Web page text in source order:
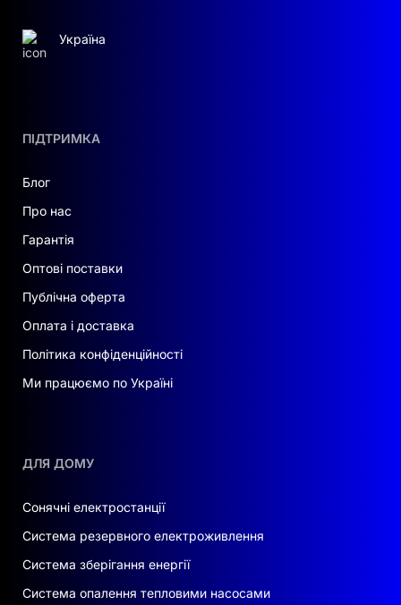
ПІДТРИМКА
Блог
Про нас
Гарантія
Оптові поставки
Публічна оферта
Оплата і доставка
Політика конфіденційності
Ми працюємо по Україні
ДЛЯ ДОМУ
Сонячні електростанції
Система резервного електроживлення
Система зберігання енергії
Система опалення тепловими насосами
Україна